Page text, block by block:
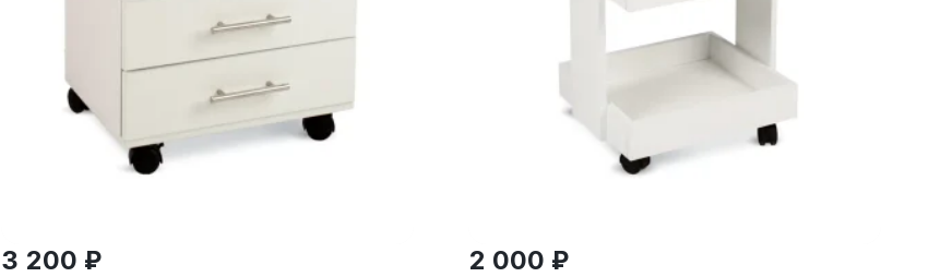
3 200 ₽ 2 000 ₽